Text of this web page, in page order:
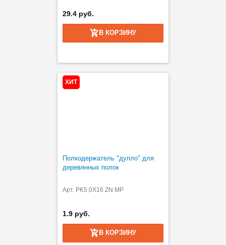
29.4 руб.
В КОРЗИНУ
ХИТ
Полкодержатель "дупло" для
деревянных полок
Арт. PK5,0X16 ZN MP
1.9 руб.
В КОРЗИНУ